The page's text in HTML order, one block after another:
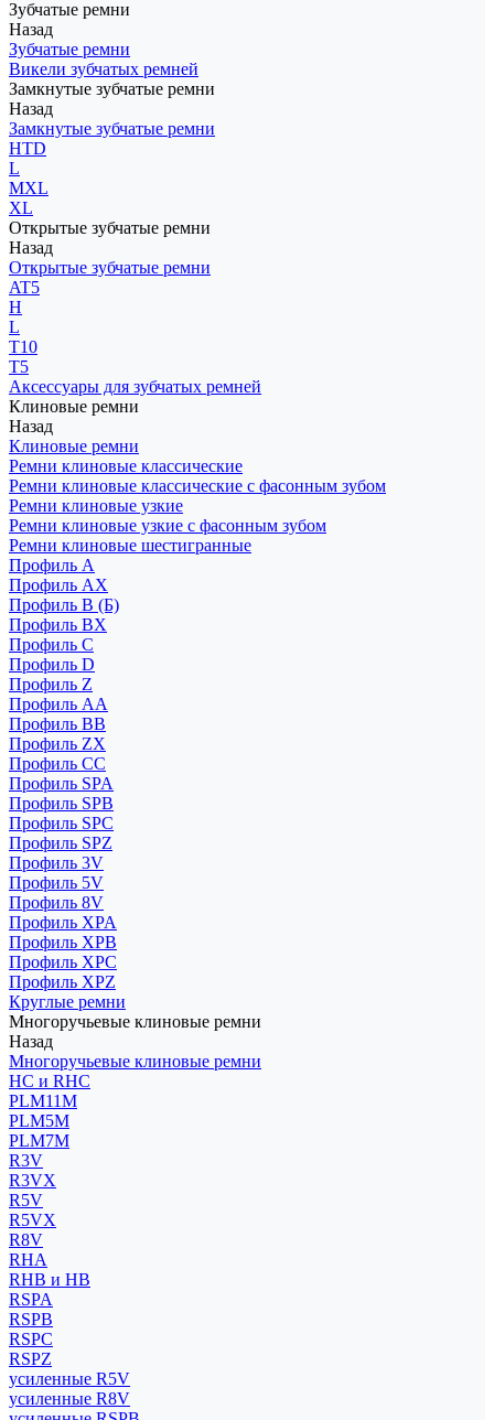
Зубчатые ремни
Назад
Зубчатые ремни
Викели зубчатых ремней
Замкнутые зубчатые ремни
Назад
Замкнутые зубчатые ремни
HTD
L
MXL
XL
Открытые зубчатые ремни
Назад
Открытые зубчатые ремни
AT5
H
L
T10
T5
Аксессуары для зубчатых ремней
Клиновые ремни
Назад
Клиновые ремни
Ремни клиновые классические
Ремни клиновые классические с фасонным зубом
Ремни клиновые узкие
Ремни клиновые узкие с фасонным зубом
Ремни клиновые шестигранные
Профиль A
Профиль AX
Профиль B (Б)
Профиль BX
Профиль C
Профиль D
Профиль Z
Профиль АА
Профиль BB
Профиль ZX
Профиль CC
Профиль SPA
Профиль SPB
Профиль SPC
Профиль SPZ
Профиль 3V
Профиль 5V
Профиль 8V
Профиль XPA
Профиль XPB
Профиль XPC
Профиль XPZ
Круглые ремни
Многоручьевые клиновые ремни
Назад
Многоручьевые клиновые ремни
HC и RHC
PLM11M
PLM5M
PLM7M
R3V
R3VX
R5V
R5VX
R8V
RHA
RHB и HB
RSPA
RSPB
RSPC
RSPZ
усиленные R5V
усиленные R8V